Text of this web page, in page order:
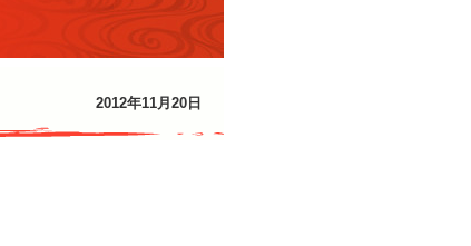
2012年11月20日